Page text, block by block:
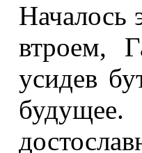
Началось
втроем,
усидев